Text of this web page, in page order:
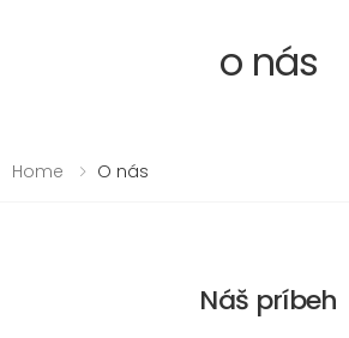
o nás
Home O nás
Náš príbeh